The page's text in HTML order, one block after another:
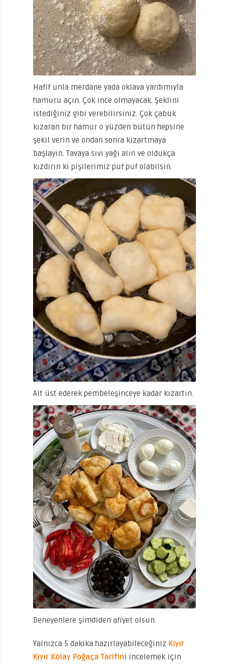
Hafif unla merdane yada oklava yardımıyla
hamuru açın. Çok ince olmayacak. Şeklini
istediğiniz gibi verebilirsiniz. Çok çabuk
kızaran bir hamur o yüzden bütün hepsine
şekil verin ve ondan sonra kızartmaya
başlayın. Tavaya sıvı yağı alın ve oldukça
kızdırın ki pişilerimiz puf puf olabilsin.
Alt üst ederek pembeleşinceye kadar kızartın.
Deneyenlere şimdiden afiyet olsun.
Yalnızca 5 dakika hazırlayabileceğiniz Kıyır
Kıyır Kolay Poğaça Tarifini incelemek için